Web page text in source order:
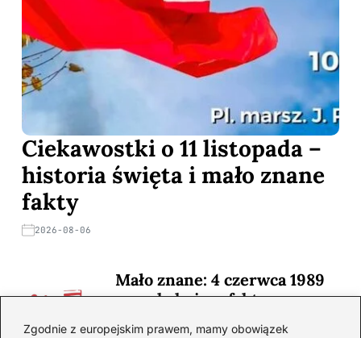
Zgodnie z europejskim prawem, mamy obowiązek
Ciekawostki o 11 listopada –
historia święta i mało znane
fakty
2026-08-06
Mało znane: 4 czerwca 1989
— zaskakujące fakty
2026-08-03